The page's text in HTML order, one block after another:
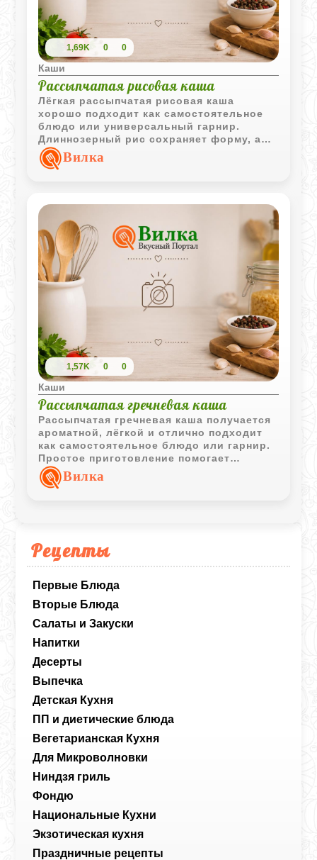
Рецепты
Первые Блюда
Вторые Блюда
Салаты и Закуски
Напитки
Десерты
Выпечка
Детская Кухня
ПП и диетические блюда
Вегетарианская Кухня
Для Микроволновки
Ниндзя гриль
Фондю
Национальные Кухни
Экзотическая кухня
Праздничные рецепты
1,69K 0 0
Каши
Рассыпчатая рисовая каша
Лёгкая рассыпчатая рисовая каша
хорошо подходит как самостоятельное
блюдо или универсальный гарнир.
Длиннозерный рис сохраняет форму, а
простое приготовление делает рецепт
удобным для ежедневного меню.
Вилка
1,57K 0 0
Каши
Рассыпчатая гречневая каша
Рассыпчатая гречневая каша получается
ароматной, лёгкой и отлично подходит
как самостоятельное блюдо или гарнир.
Простое приготовление помогает
сохранить естественный вкус крупы и
приятную текстуру.
Вилка